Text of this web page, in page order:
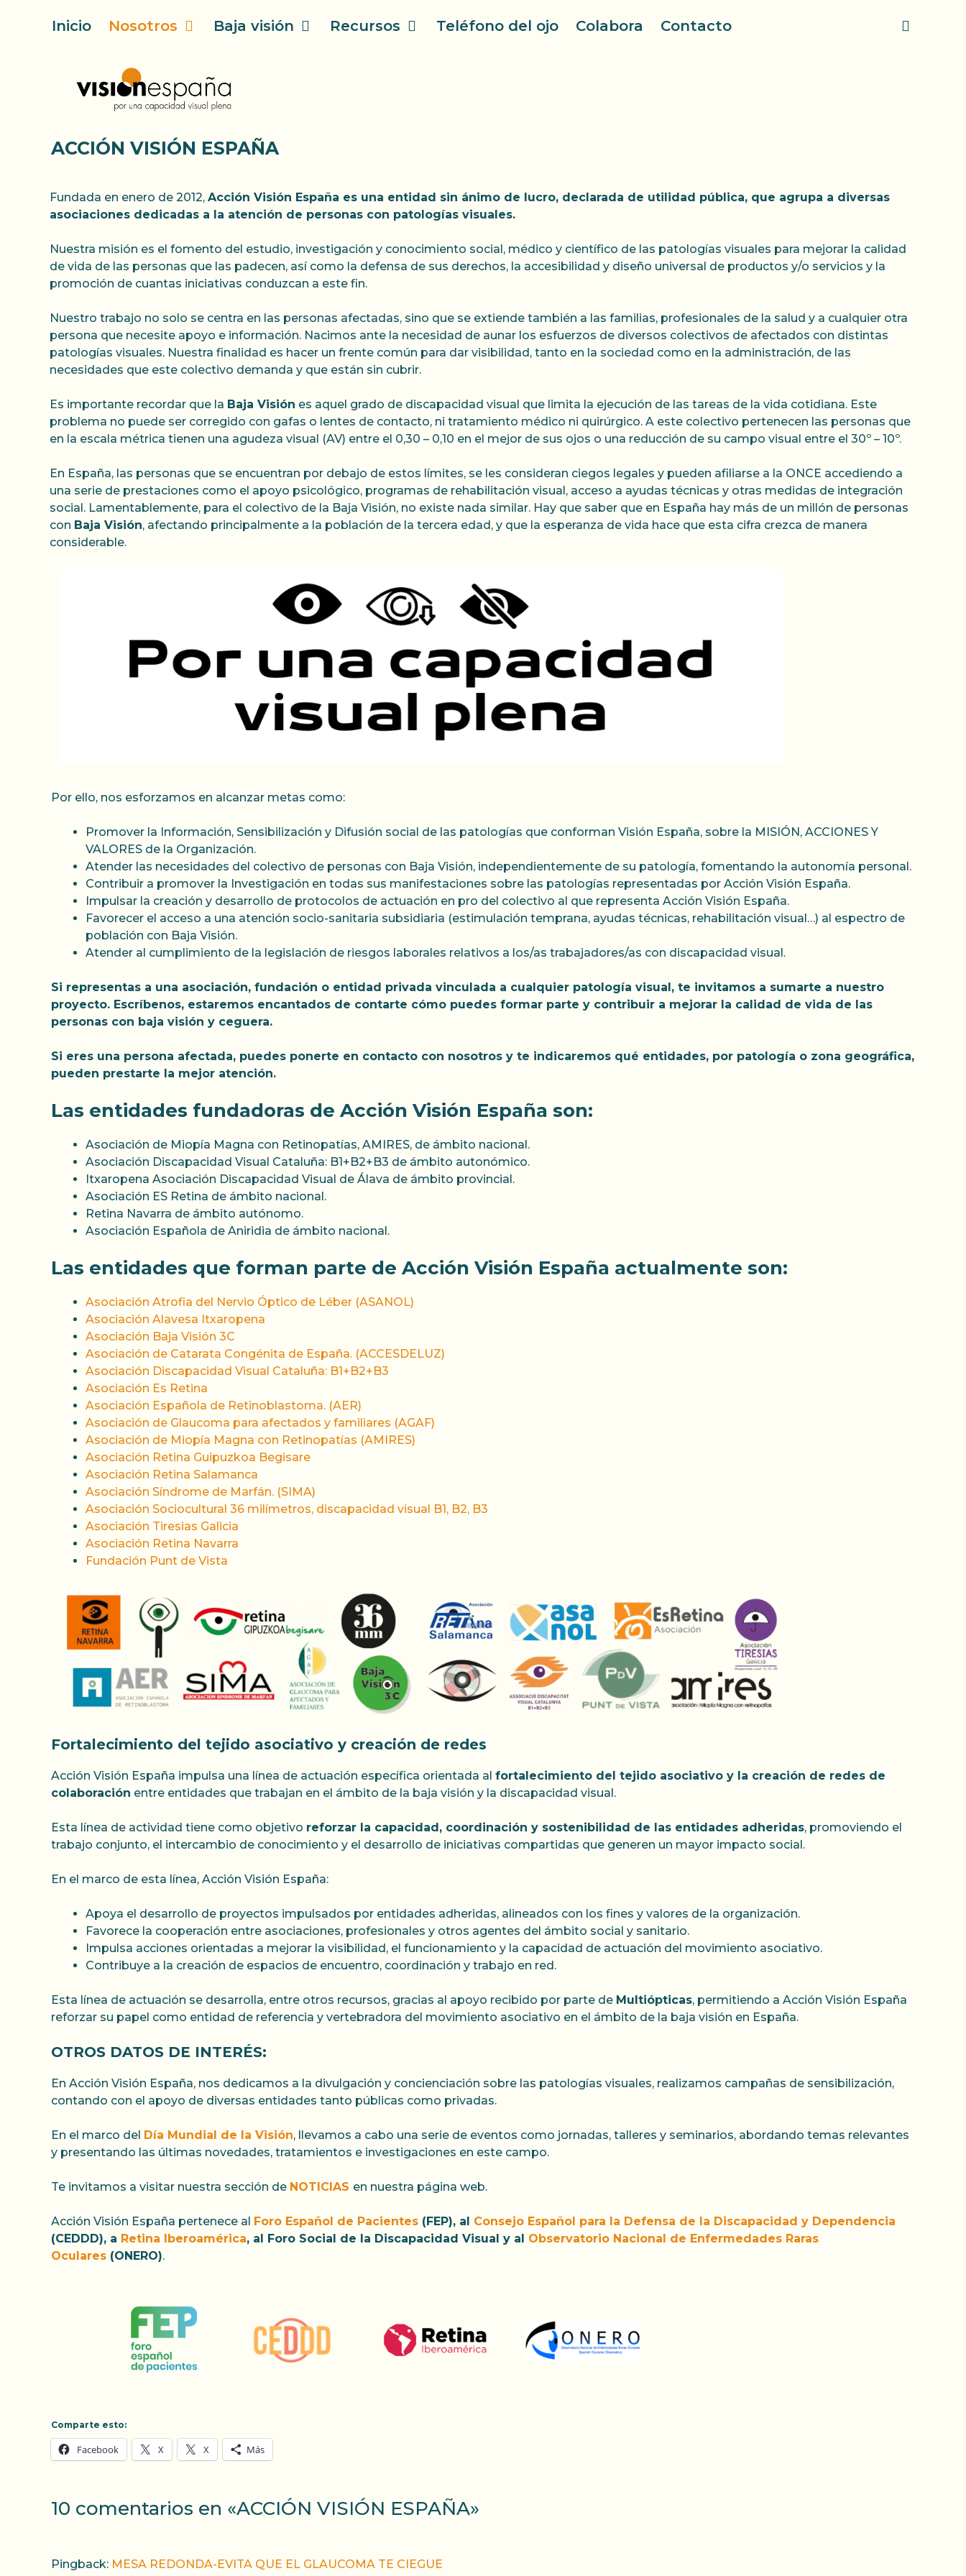
Inicio Nosotros Baja visión Recursos Teléfono del ojo Colabora Contacto
ACCIÓN VISIÓN ESPAÑA
Fundada en enero de 2012, Acción Visión España es una entidad sin ánimo de lucro, declarada de utilidad pública, que agrupa a diversas
asociaciones dedicadas a la atención de personas con patologías visuales.
Nuestra misión es el fomento del estudio, investigación y conocimiento social, médico y científico de las patologías visuales para mejorar la calidad
de vida de las personas que las padecen, así como la defensa de sus derechos, la accesibilidad y diseño universal de productos y/o servicios y la
promoción de cuantas iniciativas conduzcan a este fin.
Nuestro trabajo no solo se centra en las personas afectadas, sino que se extiende también a las familias, profesionales de la salud y a cualquier otra
persona que necesite apoyo e información. Nacimos ante la necesidad de aunar los esfuerzos de diversos colectivos de afectados con distintas
patologías visuales. Nuestra finalidad es hacer un frente común para dar visibilidad, tanto en la sociedad como en la administración, de las
necesidades que este colectivo demanda y que están sin cubrir.
Es importante recordar que la Baja Visión es aquel grado de discapacidad visual que limita la ejecución de las tareas de la vida cotidiana. Este
problema no puede ser corregido con gafas o lentes de contacto, ni tratamiento médico ni quirúrgico. A este colectivo pertenecen las personas que
en la escala métrica tienen una agudeza visual (AV) entre el 0,30 – 0,10 en el mejor de sus ojos o una reducción de su campo visual entre el 30º – 10º.
En España, las personas que se encuentran por debajo de estos límites, se les consideran ciegos legales y pueden afiliarse a la ONCE accediendo a
una serie de prestaciones como el apoyo psicológico, programas de rehabilitación visual, acceso a ayudas técnicas y otras medidas de integración
social. Lamentablemente, para el colectivo de la Baja Visión, no existe nada similar. Hay que saber que en España hay más de un millón de personas
con Baja Visión, afectando principalmente a la población de la tercera edad, y que la esperanza de vida hace que esta cifra crezca de manera
considerable.
Por ello, nos esforzamos en alcanzar metas como:
Promover la Información, Sensibilización y Difusión social de las patologías que conforman Visión España, sobre la MISIÓN, ACCIONES Y
VALORES de la Organización.
Atender las necesidades del colectivo de personas con Baja Visión, independientemente de su patología, fomentando la autonomía personal.
Contribuir a promover la Investigación en todas sus manifestaciones sobre las patologías representadas por Acción Visión España.
Impulsar la creación y desarrollo de protocolos de actuación en pro del colectivo al que representa Acción Visión España.
Favorecer el acceso a una atención socio-sanitaria subsidiaria (estimulación temprana, ayudas técnicas, rehabilitación visual…) al espectro de
población con Baja Visión.
Atender al cumplimiento de la legislación de riesgos laborales relativos a los/as trabajadores/as con discapacidad visual.
Si representas a una asociación, fundación o entidad privada vinculada a cualquier patología visual, te invitamos a sumarte a nuestro
proyecto. Escríbenos, estaremos encantados de contarte cómo puedes formar parte y contribuir a mejorar la calidad de vida de las
personas con baja visión y ceguera.
Si eres una persona afectada, puedes ponerte en contacto con nosotros y te indicaremos qué entidades, por patología o zona geográfica,
pueden prestarte la mejor atención.
Las entidades fundadoras de Acción Visión España son:
Asociación de Miopía Magna con Retinopatías, AMIRES, de ámbito nacional.
Asociación Discapacidad Visual Cataluña: B1+B2+B3 de ámbito autonómico.
Itxaropena Asociación Discapacidad Visual de Álava de ámbito provincial.
Asociación ES Retina de ámbito nacional.
Retina Navarra de ámbito autónomo.
Asociación Española de Aniridia de ámbito nacional.
Las entidades que forman parte de Acción Visión España actualmente son:
Asociación Atrofia del Nervio Óptico de Léber (ASANOL)
Asociación Alavesa Itxaropena
Asociación Baja Visión 3C
Asociación de Catarata Congénita de España. (ACCESDELUZ)
Asociación Discapacidad Visual Cataluña: B1+B2+B3
Asociación Es Retina
Asociación Española de Retinoblastoma. (AER)
Asociación de Glaucoma para afectados y familiares (AGAF)
Asociación de Miopía Magna con Retinopatías (AMIRES)
Asociación Retina Guipuzkoa Begisare
Asociación Retina Salamanca
Asociación Síndrome de Marfán. (SIMA)
Asociación Sociocultural 36 milímetros, discapacidad visual B1, B2, B3
Asociación Tiresias Galicia
Asociación Retina Navarra
Fundación Punt de Vista
Fortalecimiento del tejido asociativo y creación de redes
Acción Visión España impulsa una línea de actuación específica orientada al fortalecimiento del tejido asociativo y la creación de redes de
colaboración entre entidades que trabajan en el ámbito de la baja visión y la discapacidad visual.
Esta línea de actividad tiene como objetivo reforzar la capacidad, coordinación y sostenibilidad de las entidades adheridas, promoviendo el
trabajo conjunto, el intercambio de conocimiento y el desarrollo de iniciativas compartidas que generen un mayor impacto social.
En el marco de esta línea, Acción Visión España:
Apoya el desarrollo de proyectos impulsados por entidades adheridas, alineados con los fines y valores de la organización.
Favorece la cooperación entre asociaciones, profesionales y otros agentes del ámbito social y sanitario.
Impulsa acciones orientadas a mejorar la visibilidad, el funcionamiento y la capacidad de actuación del movimiento asociativo.
Contribuye a la creación de espacios de encuentro, coordinación y trabajo en red.
Esta línea de actuación se desarrolla, entre otros recursos, gracias al apoyo recibido por parte de Multiópticas, permitiendo a Acción Visión España
reforzar su papel como entidad de referencia y vertebradora del movimiento asociativo en el ámbito de la baja visión en España.
OTROS DATOS DE INTERÉS:
En Acción Visión España, nos dedicamos a la divulgación y concienciación sobre las patologías visuales, realizamos campañas de sensibilización,
contando con el apoyo de diversas entidades tanto públicas como privadas.
En el marco del Día Mundial de la Visión, llevamos a cabo una serie de eventos como jornadas, talleres y seminarios, abordando temas relevantes
y presentando las últimas novedades, tratamientos e investigaciones en este campo.
Te invitamos a visitar nuestra sección de NOTICIAS en nuestra página web.
Acción Visión España pertenece al Foro Español de Pacientes(FEP), al Consejo Español para la Defensa de la Discapacidad y Dependencia
(CEDDD), a Retina Iberoamérica, al Foro Social de la Discapacidad Visual y al Observatorio Nacional de Enfermedades Raras
Oculares(ONERO).
Comparte esto:
Facebook X X Más
10 comentarios en «ACCIÓN VISIÓN ESPAÑA»
Pingback: MESA REDONDA-EVITA QUE EL GLAUCOMA TE CIEGUE